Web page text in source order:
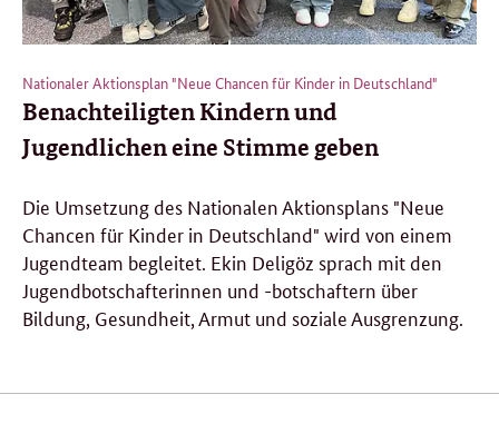
Nationaler Aktionsplan "Neue Chancen für Kinder in Deutschland"
Benachteiligten Kindern und
Jugendlichen eine Stimme geben
Die Umsetzung des Nationalen Aktionsplans "Neue
Chancen für Kinder in Deutschland" wird von einem
Jugendteam begleitet. Ekin Deligöz sprach mit den
Jugendbotschafterinnen und -botschaftern über
Bildung, Gesundheit, Armut und soziale Ausgrenzung.